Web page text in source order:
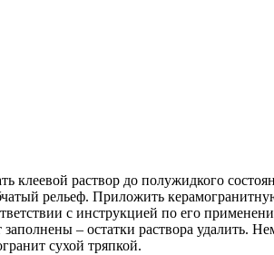
клеевой раствор до полужидкого
рельеф. Приложить
с инструкцией по его
– остатки раствора удалить.
сухой тряпкой.